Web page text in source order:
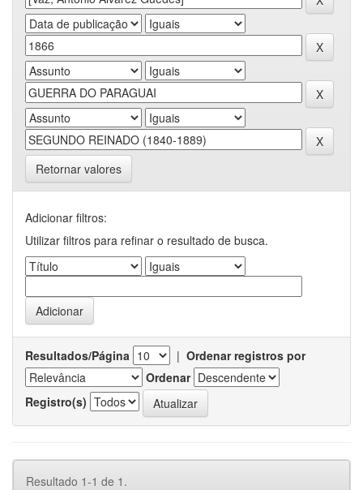
Retornar valores
Adicionar filtros:
Utilizar filtros para refinar o resultado de busca.
Resultados/Página | Ordenar registros por
Ordenar
Registro(s)
Resultado 1-1 de 1.